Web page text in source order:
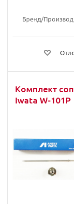
Бренд/
Комплект
Iwata W-101P